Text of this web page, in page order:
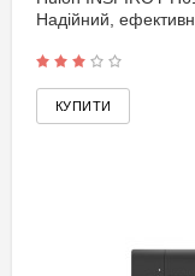
Надійний,